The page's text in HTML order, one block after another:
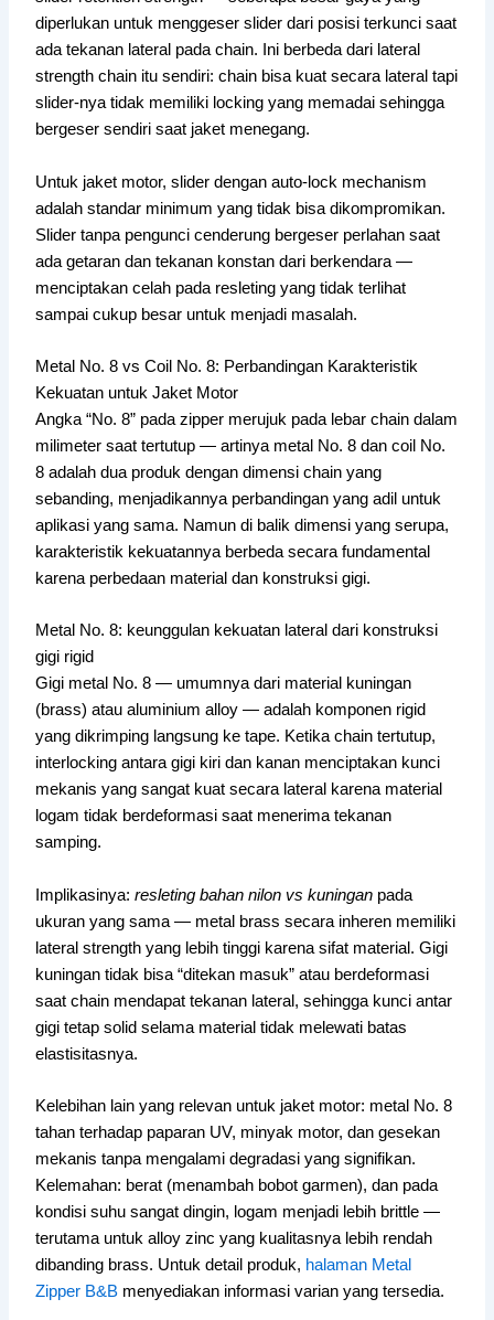
diperlukan untuk menggeser slider dari posisi terkunci saat
ada tekanan lateral pada chain. Ini berbeda dari lateral
strength chain itu sendiri: chain bisa kuat secara lateral tapi
slider-nya tidak memiliki locking yang memadai sehingga
bergeser sendiri saat jaket menegang.
Untuk jaket motor, slider dengan auto-lock mechanism
adalah standar minimum yang tidak bisa dikompromikan.
Slider tanpa pengunci cenderung bergeser perlahan saat
ada getaran dan tekanan konstan dari berkendara —
menciptakan celah pada resleting yang tidak terlihat
sampai cukup besar untuk menjadi masalah.
Metal No. 8 vs Coil No. 8: Perbandingan Karakteristik
Kekuatan untuk Jaket Motor
Angka “No. 8” pada zipper merujuk pada lebar chain dalam
milimeter saat tertutup — artinya metal No. 8 dan coil No.
8 adalah dua produk dengan dimensi chain yang
sebanding, menjadikannya perbandingan yang adil untuk
aplikasi yang sama. Namun di balik dimensi yang serupa,
karakteristik kekuatannya berbeda secara fundamental
karena perbedaan material dan konstruksi gigi.
Metal No. 8: keunggulan kekuatan lateral dari konstruksi
gigi rigid
Gigi metal No. 8 — umumnya dari material kuningan
(brass) atau aluminium alloy — adalah komponen rigid
yang dikrimping langsung ke tape. Ketika chain tertutup,
interlocking antara gigi kiri dan kanan menciptakan kunci
mekanis yang sangat kuat secara lateral karena material
logam tidak berdeformasi saat menerima tekanan
samping.
Implikasinya:resleting bahan nilon vs kuningan pada
ukuran yang sama — metal brass secara inheren memiliki
lateral strength yang lebih tinggi karena sifat material. Gigi
kuningan tidak bisa “ditekan masuk” atau berdeformasi
saat chain mendapat tekanan lateral, sehingga kunci antar
gigi tetap solid selama material tidak melewati batas
elastisitasnya.
Kelebihan lain yang relevan untuk jaket motor: metal No. 8
tahan terhadap paparan UV, minyak motor, dan gesekan
mekanis tanpa mengalami degradasi yang signifikan.
Kelemahan: berat (menambah bobot garmen), dan pada
kondisi suhu sangat dingin, logam menjadi lebih brittle —
terutama untuk alloy zinc yang kualitasnya lebih rendah
dibanding brass. Untuk detail produk, halaman Metal
Zipper B&B menyediakan informasi varian yang tersedia.